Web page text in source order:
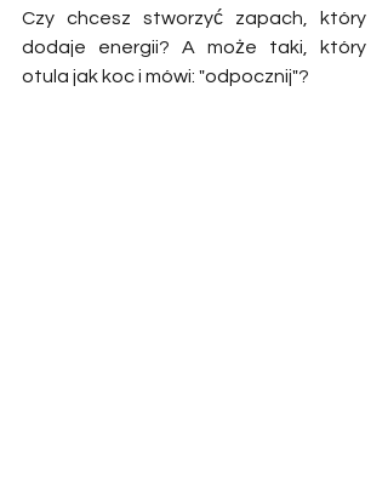
Czy chcesz stworzyć zapach, który
dodaje energii? A może taki, który
otula jak koc i mówi: "odpocznij"?